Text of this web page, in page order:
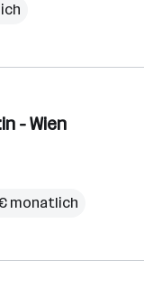
- Wien
monatlich